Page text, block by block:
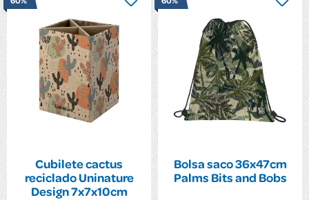
Cubilete cactus
reciclado Uninature
Design 7x7x10cm
Bolsa saco 36x47cm
Palms Bits and Bobs